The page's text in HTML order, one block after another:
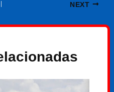
NEXT